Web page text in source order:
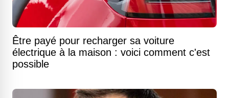
Être payé pour recharger sa voiture
électrique à la maison : voici comment c'est
possible